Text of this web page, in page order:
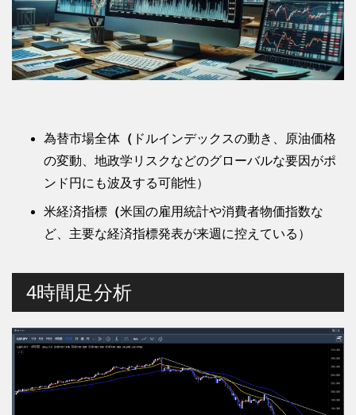
為替市場全体 （ ドルインデックスの動き、原油価格
の変動、地政学リスクなどのグローバルな要因がポ
ンド円にも波及する可能性）
米経済指標 （米国の雇用統計や消費者物価指数な
ど、主要な経済指標発表が来週に控えている）
4時間足分析